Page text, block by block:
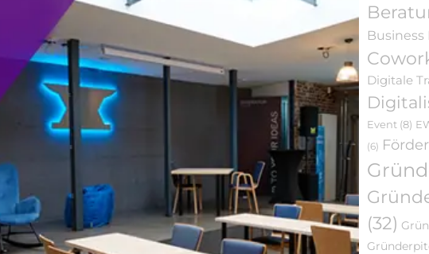
Business
Digitale
Event (8)
(6)
(32)